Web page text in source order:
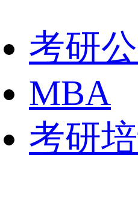
考研
MBA
考研培